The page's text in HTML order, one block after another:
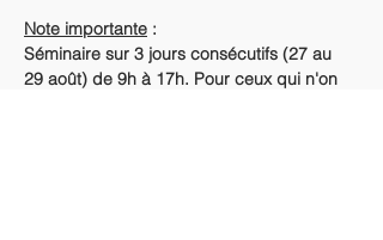
Note importante :
Séminaire sur 3 jours consécutifs (27 au
29 août) de 9h à 17h. Pour ceux qui n'on